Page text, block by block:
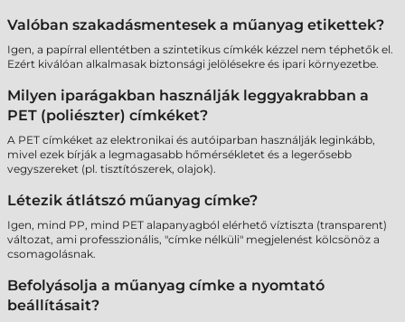
Valóban szakadásmentesek a műanyag etikettek?
Igen, a papírral ellentétben a szintetikus címkék kézzel nem téphetők el.
Ezért kiválóan alkalmasak biztonsági jelölésekre és ipari környezetbe.
Milyen iparágakban használják leggyakrabban a
PET (poliészter) címkéket?
A PET címkéket az elektronikai és autóiparban használják leginkább,
mivel ezek bírják a legmagasabb hőmérsékletet és a legerősebb
vegyszereket (pl. tisztítószerek, olajok).
Létezik átlátszó műanyag címke?
Igen, mind PP, mind PET alapanyagból elérhető víztiszta (transparent)
változat, ami professzionális, "címke nélküli" megjelenést kölcsönöz a
csomagolásnak.
Befolyásolja a műanyag címke a nyomtató
beállításait?